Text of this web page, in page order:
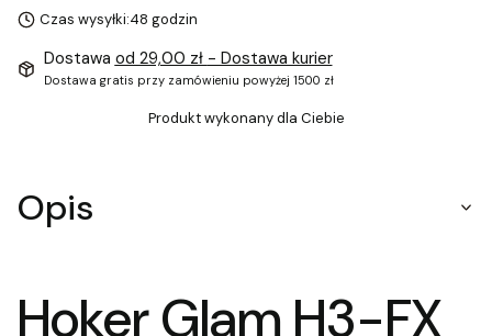
Czas wysyłki:48 godzin
Dostawa od 29,00 zł - Dostawa kurier
Dostawa gratis przy zamówieniu powyżej 1500 zł
Produkt wykonany dla Ciebie
Opis
Hoker Glam H3-FX